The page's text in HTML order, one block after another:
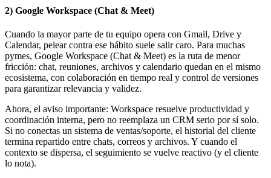
2) Google Workspace (Chat & Meet)
Cuando la mayor parte de tu equipo opera con Gmail, Drive y
Calendar, pelear contra ese hábito suele salir caro. Para muchas
pymes, Google Workspace (Chat & Meet) es la ruta de menor
fricción: chat, reuniones, archivos y calendario quedan en el mismo
ecosistema, con colaboración en tiempo real y control de versiones
para garantizar relevancia y validez.
Ahora, el aviso importante: Workspace resuelve productividad y
coordinación interna, pero no reemplaza un CRM serio por sí solo.
Si no conectas un sistema de ventas/soporte, el historial del cliente
termina repartido entre chats, correos y archivos. Y cuando el
contexto se dispersa, el seguimiento se vuelve reactivo (y el cliente
lo nota).